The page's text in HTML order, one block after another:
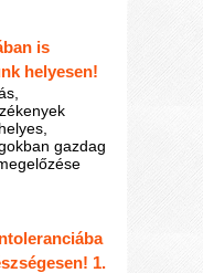
is
helyesen!
gazdag
1.